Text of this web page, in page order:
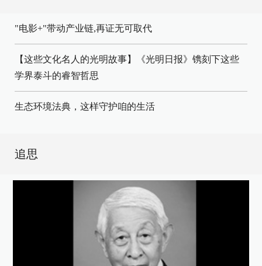
"电影+"带动产业链,再证无可取代
【这些文化名人的光明故事】《光明日报》镌刻下这些
学界泰斗的睿智哲思
生态环境法典，这样守护咱的生活
追思